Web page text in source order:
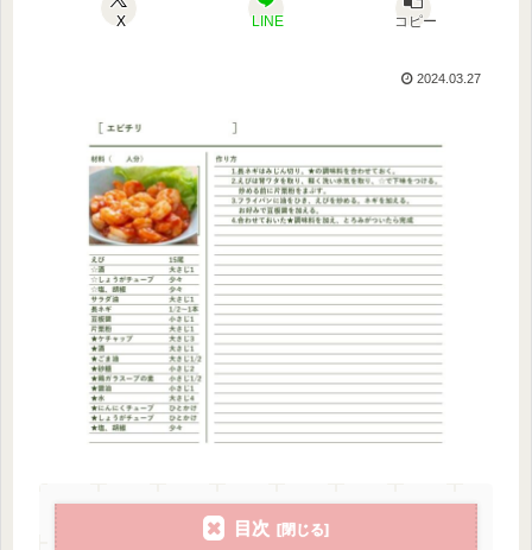
X LINE コピー
2024.03.27
目次